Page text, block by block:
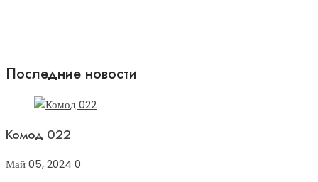
Последние новости
Комод 022
Май 05, 2024 0